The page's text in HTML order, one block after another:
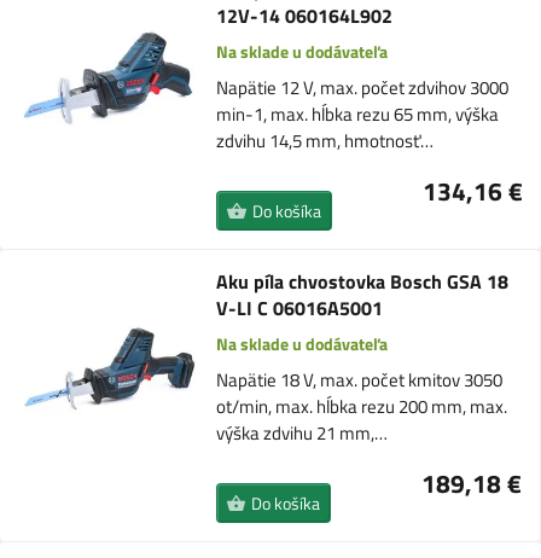
12V-14 060164L902
Na sklade u dodávateľa
Napätie 12 V, max. počet zdvihov 3000
min-1, max. hĺbka rezu 65 mm, výška
zdvihu 14,5 mm, hmotnosť…
134,16 €
Do košíka
Aku píla chvostovka Bosch GSA 18
V-LI C 06016A5001
Na sklade u dodávateľa
Napätie 18 V, max. počet kmitov 3050
ot/min, max. hĺbka rezu 200 mm, max.
výška zdvihu 21 mm,…
189,18 €
Do košíka